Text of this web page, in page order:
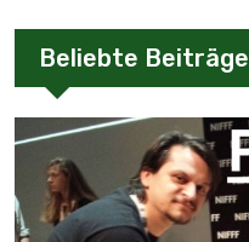
Beliebte Beiträge